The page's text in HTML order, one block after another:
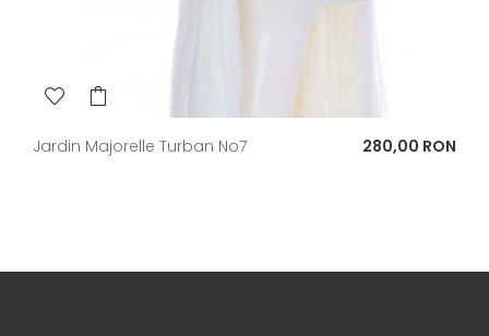
Jardin Majorelle Turban No7 Pret
280,00 RON